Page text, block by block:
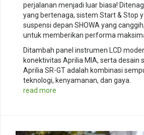
perjalanan menjadi luar biasa!
yang bertenaga, sistem Start & Stop
suspensi depan SHOWA yang
untuk memberikan performa
Ditambah panel instrumen LCD
konektivitas Aprilia MIA, serta desain
Aprilia SR-GT adalah kombinasi
teknologi, kenyamanan, dan gaya.
read more